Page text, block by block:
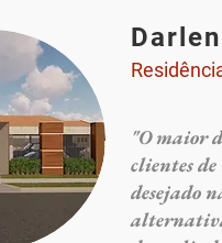
"O maior
clientes
desejado